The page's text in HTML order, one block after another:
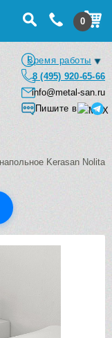
0
Время работы
8 (495) 920-65-66
info@metal-san.ru
Пишите в
Kerasan Nolita